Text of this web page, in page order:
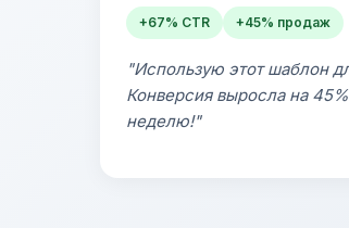
+67% CTR +45% продаж
"Использую этот шаблон
Конверсия выросла на
неделю!"